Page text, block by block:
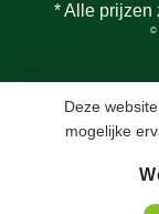
* Alle prijzen
©
Deze
mogelijke